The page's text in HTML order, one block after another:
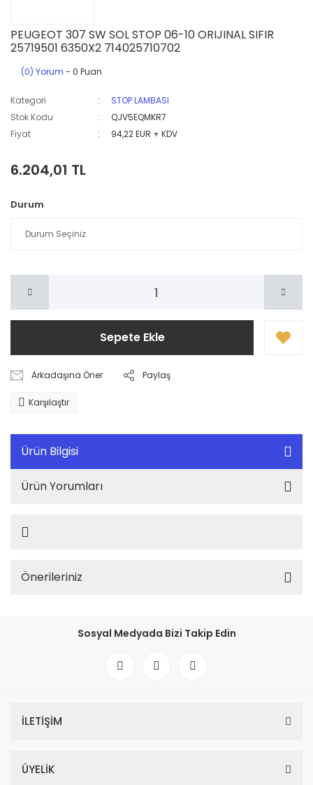
PEUGEOT 307 SW SOL STOP 06-10 ORIJINAL SIFIR
25719501 6350X2 714025710702
(0) Yorum - 0 Puan
Kategori
STOP LAMBASI
Stok Kodu
QJV5EQMKR7
Fiyat
94,22 EUR + KDV
6.204,01 TL
Durum
Sepete Ekle
Arkadaşına Öner Paylaş
Karşılaştır
Ürün Bilgisi
Ürün Yorumları
Önerileriniz
Sosyal Medyada Bizi Takip Edin
İLETİŞİM
ÜYELİK